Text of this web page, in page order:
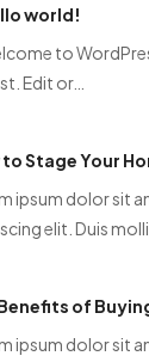
world!
to
Edit or…
to Stage Your
ipsum dolor sit
elit. Duis
of
ipsum dolor sit